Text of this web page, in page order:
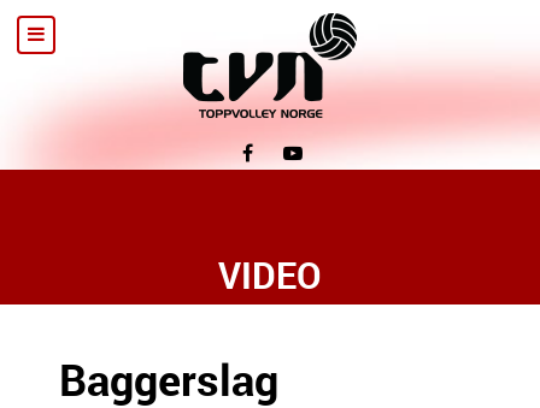
VIDEO
Baggerslag